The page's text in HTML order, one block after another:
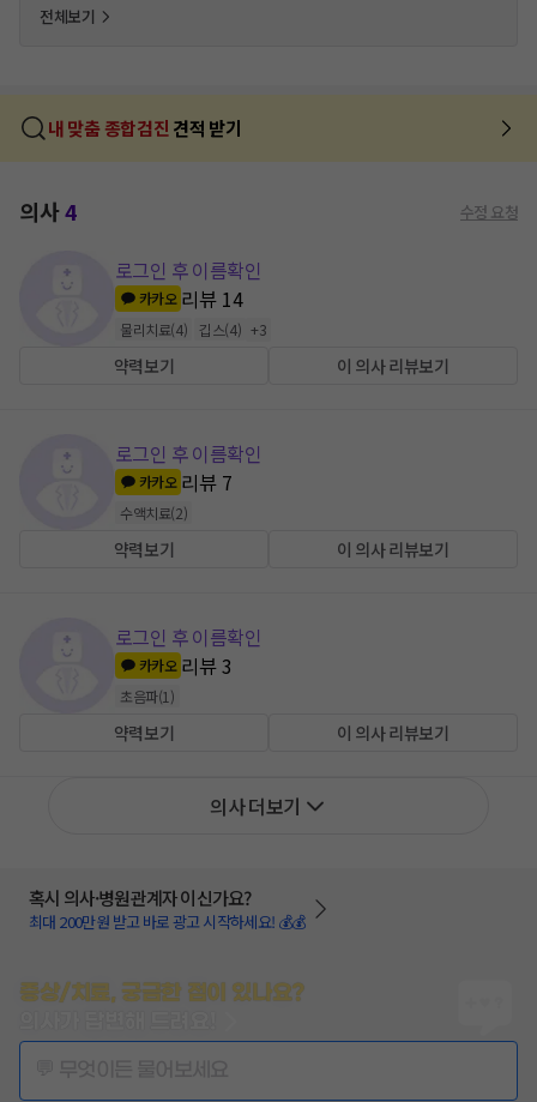
전체보기
내 맞춤 종합검진 견적 받기
의사4 수정 요청
로그인 후 이름확인
카카오 리뷰 14
물리치료(4) 깁스(4) +3
약력보기 이 의사 리뷰보기
로그인 후 이름확인
카카오 리뷰 7
수액치료(2)
약력보기 이 의사 리뷰보기
로그인 후 이름확인
카카오 리뷰3
초음파(1 )
약력보기 이 의사 리뷰보기
의사 더보기
혹시 의사·병원관계자 이신가요?
최대 200만원 받고 바로 광고 시작하세요! 💰💰
증상/치료, 궁금한 점이 있나요?